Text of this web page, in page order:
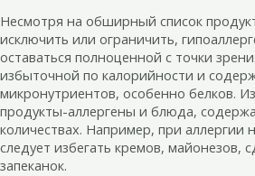
Несмотря на обширный список
исключить или ограничить,
оставаться полноценной с точки
избыточной по калорийности и
микронутриентов, особенно белков.
продукты-аллергены и блюда,
количествах. Например, при аллергии
следует избегать кремов, майонезов,
запеканок.